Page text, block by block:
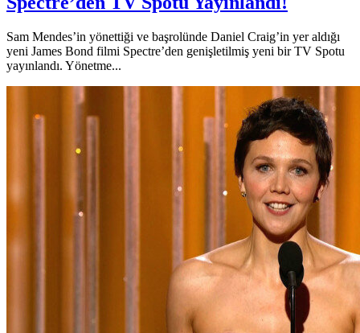
Sam Mendes’in yönettiği ve başrolünde Daniel Craig’in yer aldığı
yeni James Bond filmi Spectre’den genişletilmiş yeni bir TV Spotu
yayınlandı. Yönetme...